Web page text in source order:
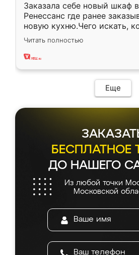
Заказала себе новый шкаф
Ренессанс где ранее
новую кухню.Чего искать,
вполне довольна. Служит
два года, нареканий нет.
Читать полностью
Еще
БЕСПЛАТНОЕ
ДО НАШЕГО
Из любой точки
Московской